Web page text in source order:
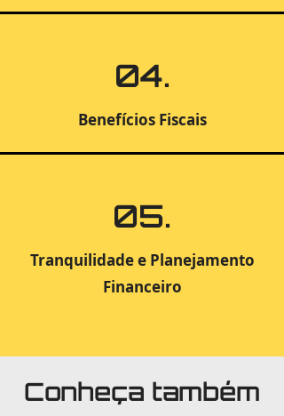
04.
Benefícios Fiscais
05.
Tranquilidade e Planejamento
Financeiro
Conheça também